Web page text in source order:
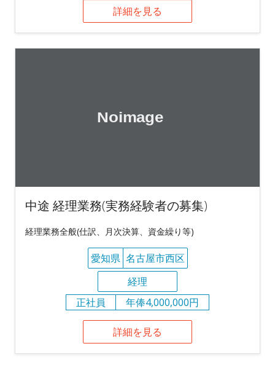
詳細を見る
中途 経理業務(実務経験者の募集)
経理業務全般(仕訳、月次決算、資金繰り等)
愛知県 名古屋市西区
経理
正社員
年俸4,000,000円
詳細を見る